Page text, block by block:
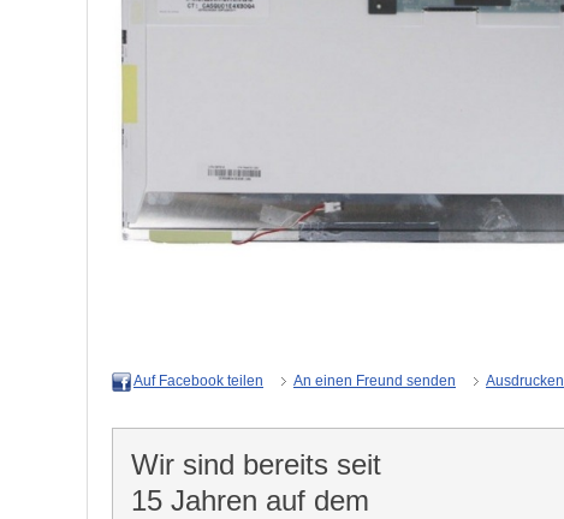
Auf Facebook teilen An einen Freund senden Ausdrucken
Wir sind bereits seit
15 Jahren auf dem